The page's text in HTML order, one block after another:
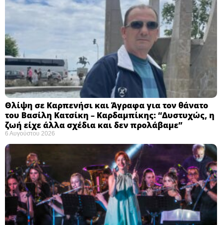
Θλίψη σε Καρπενήσι και Άγραφα για τον θάνατο
του Βασίλη Κατσίκη – Καρδαμπίκης: “Δυστυχώς, η
ζωή είχε άλλα σχέδια και δεν προλάβαμε”
6 Αυγούστου 2026